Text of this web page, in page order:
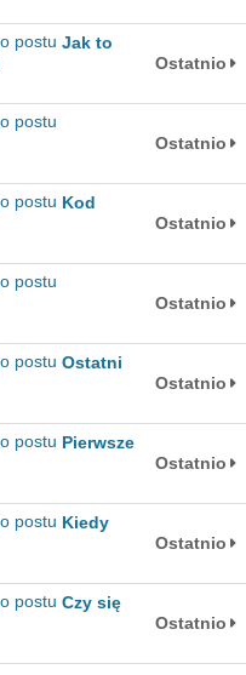
Jak to
Ostatnio
Ostatnio
Kod
Ostatnio
Ostatnio
Ostatni
Ostatnio
Pierwsze
Ostatnio
Kiedy
Ostatnio
Czy się
Ostatnio